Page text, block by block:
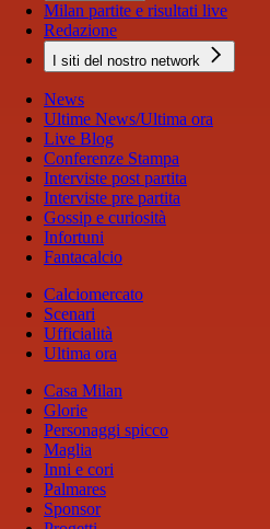
Milan partite e risultati live
Redazione
I siti del nostro network
News
Ultime News/Ultima ora
Live Blog
Conferenze Stampa
Interviste post partita
Interviste pre partita
Gossip e curiosità
Infortuni
Fantacalcio
Calciomercato
Scenari
Ufficialità
Ultima ora
Casa Milan
Glorie
Personaggi spicco
Maglia
Inni e cori
Palmares
Sponsor